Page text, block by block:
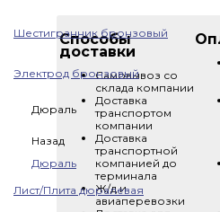
Шестигранник бронзовый
Электрод бронзовый
Дюраль
Назад
Дюраль
Лист/Плита дюралевая
Способы
доставки
Самовывоз со
склада компании
Доставка
транспортом
компании
Доставка
транспортной
компанией до
терминала
Ж/д и
авиаперевозки